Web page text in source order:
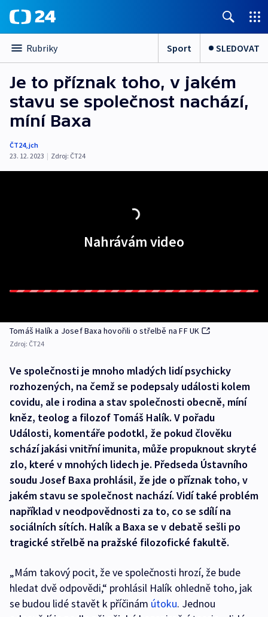
Rubriky Sport SLEDOVAT
Je to příznak toho, v jakém
stavu se společnost nachází,
míní Baxa
ČT24,jch
23. 12. 2023 | Zdroj: ČT24
Nahrávám video
Tomáš Halík a Josef Baxa hovořili o střelbě na FF UK
Zdroj: ČT24
Ve společnosti je mnoho mladých lidí psychicky
rozhozených, na čemž se podepsaly události kolem
covidu, ale i rodina a stav společnosti obecně, míní
kněz, teolog a filozof Tomáš Halík. V pořadu
Události, komentáře podotkl, že pokud člověku
schází jakási vnitřní imunita, může propuknout skryté
zlo, které v mnohých lidech je. Předseda Ústavního
soudu Josef Baxa prohlásil, že jde o příznak toho, v
jakém stavu se společnost nachází. Vidí také problém
například v neodpovědnosti za to, co se sdílí na
sociálních sítích. Halík a Baxa se v debatě sešli po
tragické střelbě na pražské filozofické fakultě.
„Mám takový pocit, že ve společnosti hrozí, že bude
hledat dvě odpovědi,“ prohlásil Halík ohledně toho, jak
se budou lidé stavět k příčinám útoku. Jednou